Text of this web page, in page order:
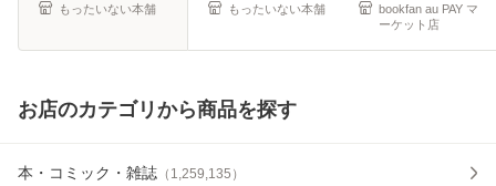
もったいない本舗 もったいない本舗
bookfan au PAY マ
ーケット店
お店のカテゴリから商品を探す
本・コミック・雑誌 （ 1,259,135 ）